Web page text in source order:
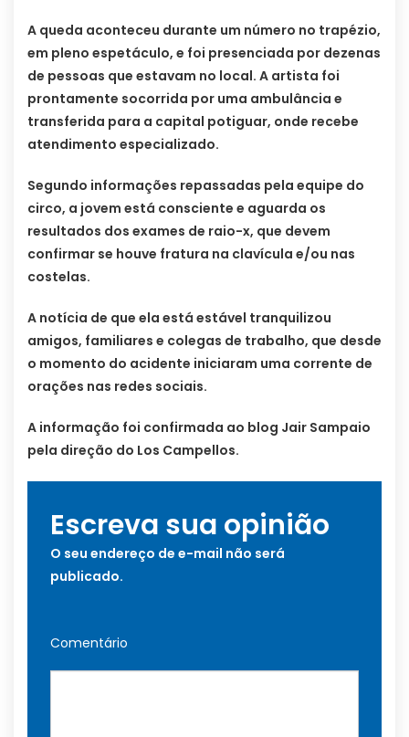
A queda aconteceu durante um número no trapézio,
em pleno espetáculo, e foi presenciada por dezenas
de pessoas que estavam no local. A artista foi
prontamente socorrida por uma ambulância e
transferida para a capital potiguar, onde recebe
atendimento especializado.
Segundo informações repassadas pela equipe do
circo, a jovem está consciente e aguarda os
resultados dos exames de raio-x, que devem
confirmar se houve fratura na clavícula e/ou nas
costelas.
A notícia de que ela está estável tranquilizou
amigos, familiares e colegas de trabalho, que desde
o momento do acidente iniciaram uma corrente de
orações nas redes sociais.
A informação foi confirmada ao blog Jair Sampaio
pela direção do Los Campellos.
Escreva sua opinião
O seu endereço de e-mail não será
publicado.
Comentário